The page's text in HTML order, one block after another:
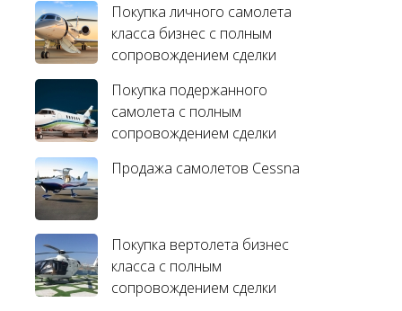
Покупка личного самолета
класса бизнес с полным
сопровождением сделки
Покупка подержанного
самолета с полным
сопровождением сделки
Продажа самолетов Cessna
Покупка вертолета бизнес
класса с полным
сопровождением сделки